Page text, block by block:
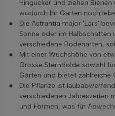
Hingucker und ziehen
wodurch Ihr Garten noch
Die Astrantia major 'Lars'
Sonne oder im Halbschatten
verschiedene Bodenarten,
Mit einer Wuchshöhe von
Grosse Sterndolde sowohl
Gärten und bietet zahlreiche
Die Pflanze ist
verschiedenen Jahreszeiten
und Formen, was für